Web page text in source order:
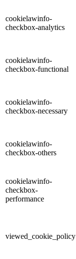
cookielawinfo-
checkbox-analytics
cookielawinfo-
checkbox-functional
cookielawinfo-
checkbox-necessary
cookielawinfo-
checkbox-others
cookielawinfo-
checkbox-
performance
viewed_cookie_policy